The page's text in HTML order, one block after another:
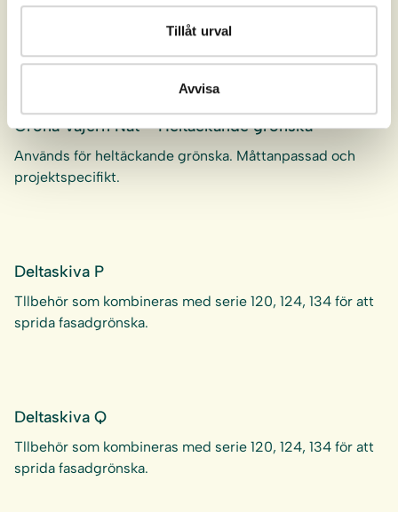
Tillåt urval
Avvisa
Används till heltäckande grönska på en mindre yta.
Gröna Vajern Nät – Heltäckande grönska
Används för heltäckande grönska. Måttanpassad och
projektspecifikt.
Deltaskiva P
Tllbehör som kombineras med serie 120, 124, 134 för att
sprida fasadgrönska.
Deltaskiva Q
Tllbehör som kombineras med serie 120, 124, 134 för att
sprida fasadgrönska.